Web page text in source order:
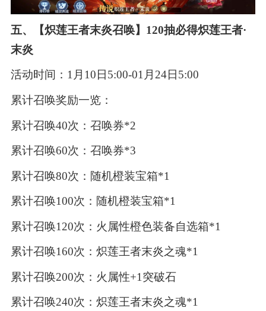
五、【炽莲王者末炎召唤】120抽必得炽莲王者·
末炎
活动时间：1月10日5:00-01月24日5:00
累计召唤奖励一览：
累计召唤40次：召唤券*2
累计召唤60次：召唤券*3
累计召唤80次：随机橙装宝箱*1
累计召唤100次：随机橙装宝箱*1
累计召唤120次：火属性橙色装备自选箱*1
累计召唤160次：炽莲王者末炎之魂*1
累计召唤200次：火属性+1突破石
累计召唤240次：炽莲王者末炎之魂*1